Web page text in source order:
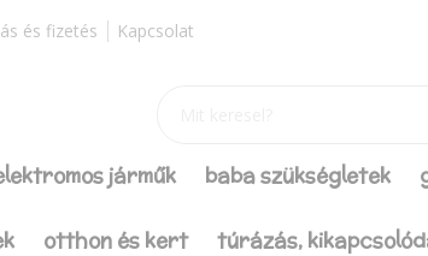
és fizetés Kapcsolat
járműk baba szükségletek
otthon és kert túrázás,